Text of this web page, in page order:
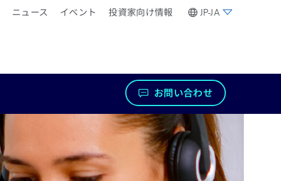
ニュース イベント 投資家向け情報 JP-JA
お問い合わせ